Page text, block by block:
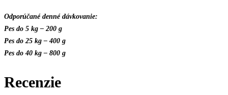
Odporúčané denné dávkovanie:
Pes do 5 kg – 200 g
Pes do 25 kg – 400 g
Pes do 40 kg – 800 g
Recenzie